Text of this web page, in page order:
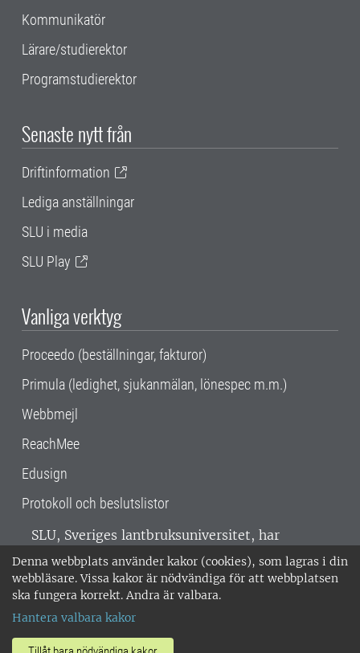
Denna webbplats använder kakor (cookies), som lagras i din
webbläsare. Vissa kakor är nödvändiga för att webbplatsen
ska fungera korrekt. Andra är valbara.
Hantera valbara kakor
Kommunikatör
Lärare/studierektor
Programstudierektor
Senaste nytt från
Driftinformation
Lediga anställningar
SLU i media
SLU Play
Vanliga verktyg
Proceedo (beställningar, fakturor)
Primula (ledighet, sjukanmälan, lönespec m.m.)
Webbmejl
ReachMee
Edusign
Protokoll och beslutslistor
SLU, Sveriges lantbruksuniversitet, har
verksamhet över hela Sverige. Huvudorter är
Alnarp, Uppsala och Umeå.SLU är
miljöcertifierat enligt ISO 14001. •
018-67 10 00 • Org nr: 202100-2817 •